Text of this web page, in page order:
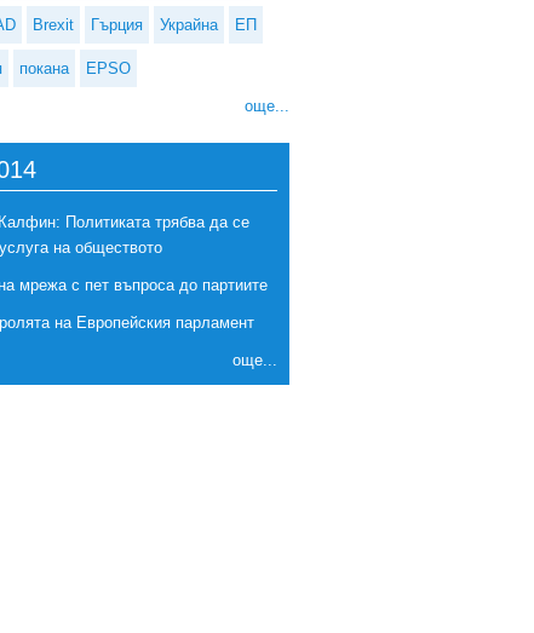
Германия, Италия и Испания ще обсъдят възможностите за
Brexit Гърция Украйна ЕП
покана EPSO
още...
Политиката трябва да се
на обществото
мрежа с пет въпроса до партиите
на Европейския парламент
още...